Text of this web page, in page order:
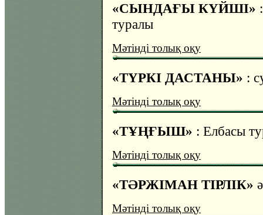
«СЫНДАҒЫ КҮЙШІ»
туралы
Мәтінді толық оқу
«ТҮРКІ ДАСТАНЫ» :
Мәтінді толық оқу
«ТҰҢҒЫШ» : Елбасы
Мәтінді толық оқу
«ТӘРЖІМАН ТІРЛІК»
Мәтінді толық оқу